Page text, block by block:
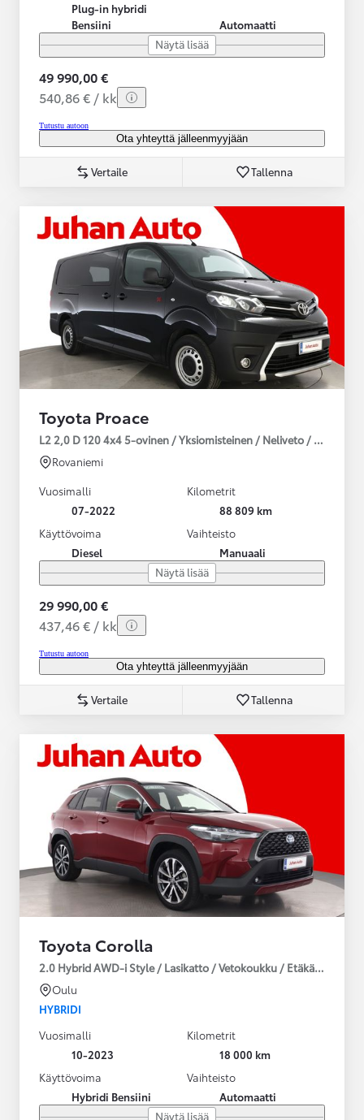
Plug-in hybridi
Bensiini
Automaatti
Näytä lisää
49 990,00 €
540,86 € / kk
Tutustu autoon
Ota yhteyttä jälleenmyyjään
Vertaile Tallenna
Toyota Proace
L2 2,0 D 120 4x4 5-ovinen / Yksiomisteinen / Neliveto / ALV-
Rovaniemi
Vuosimalli
07-2022
Kilometrit
88 809 km
Käyttövoima
Diesel
Vaihteisto
Manuaali
Näytä lisää
29 990,00 €
437,46 € / kk
Tutustu autoon
Ota yhteyttä jälleenmyyjään
Vertaile Tallenna
Toyota Corolla
2.0 Hybrid AWD-i Style / Lasikatto / Vetokoukku / Etäkäynnistys!
Oulu
HYBRIDI
Vuosimalli
10-2023
Kilometrit
18 000 km
Käyttövoima
Hybridi Bensiini
Vaihteisto
Automaatti
Näytä lisää